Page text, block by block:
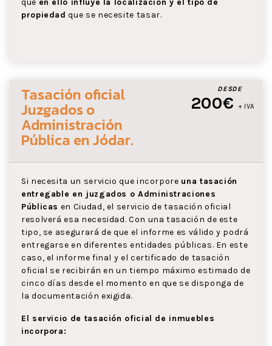
que en ello influye la localización y el tipo de
propiedad que se necesite tasar.
DESDE
200€ + IVA
Tasación oficial
Juzgados o
Administración
Pública en Jódar.
Si necesita un servicio que incorpore una tasación
entregable en juzgados o Administraciones
Públicas en Ciudad, el servicio de tasación oficial
resolverá esa necesidad. Con una tasación de este
tipo, se asegurará de que el informe es válido y podrá
entregarse en diferentes entidades públicas. En este
caso, el informe final y el certificado de tasación
oficial se recibirán en un tiempo máximo estimado de
cinco días desde el momento en que se disponga de
la documentación exigida.
El servicio de tasación oficial de inmuebles
incorpora: